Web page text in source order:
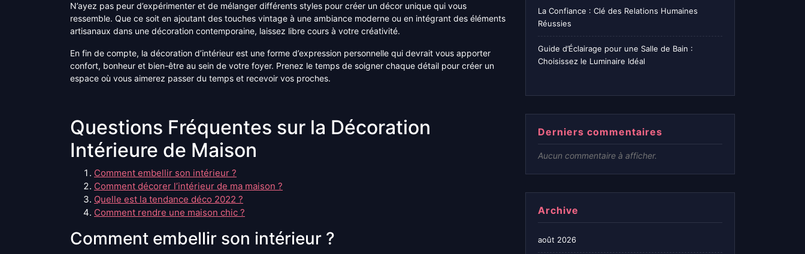
N’ayez pas peur d’expérimenter et de mélanger différents styles pour créer un décor unique qui vous
ressemble. Que ce soit en ajoutant des touches vintage à une ambiance moderne ou en intégrant des éléments
artisanaux dans une décoration contemporaine, laissez libre cours à votre créativité.
En fin de compte, la décoration d’intérieur est une forme d’expression personnelle qui devrait vous apporter
confort, bonheur et bien-être au sein de votre foyer. Prenez le temps de soigner chaque détail pour créer un
espace où vous aimerez passer du temps et recevoir vos proches.
Questions Fréquentes sur la Décoration
Intérieure de Maison
Comment embellir son intérieur ?
Comment décorer l’intérieur de ma maison ?
Quelle est la tendance déco 2022 ?
Comment rendre une maison chic ?
Comment embellir son intérieur ?
La Confiance : Clé des Relations Humaines
Réussies
Guide d’Éclairage pour une Salle de Bain :
Choisissez le Luminaire Idéal
Derniers commentaires
Aucun commentaire à afficher.
Archive
août 2026